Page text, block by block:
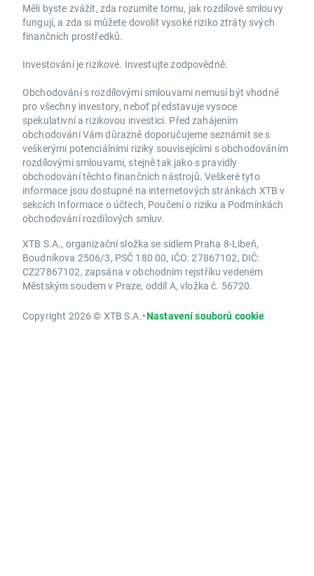
Měli byste zvážit, zda rozumíte tomu, jak rozdílové smlouvy
fungují, a zda si můžete dovolit vysoké riziko ztráty svých
finančních prostředků.
Investování je rizikové. Investujte zodpovědně.
Obchodování s rozdílovými smlouvami nemusí být vhodné
pro všechny investory, neboť představuje vysoce
spekulativní a rizikovou investici. Před zahájením
obchodování Vám důrazně doporučujeme seznámit se s
veškerými potenciálními riziky souvisejícími s obchodováním
rozdílovými smlouvami, stejně tak jako s pravidly
obchodování těchto finančních nástrojů. Veškeré tyto
informace jsou dostupné na internetových stránkách XTB v
sekcích Informace o účtech, Poučení o riziku a Podmínkách
obchodování rozdílových smluv.
XTB S.A., organizační složka se sídlem Praha 8-Libeň,
Boudníkova 2506/3, PSČ 180 00, IČO: 27867102, DIČ:
CZ27867102, zapsána v obchodním rejstříku vedeném
Městským soudem v Praze, oddíl A, vložka č. 56720.
Copyright 2026 © XTB S.A.•Nastavení souborů cookie